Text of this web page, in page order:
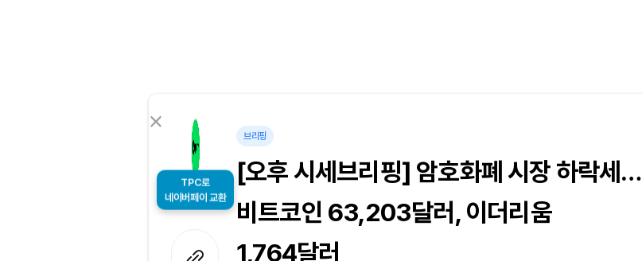
TPC로
네이버페이 교환
브리핑
[오후 시세브리핑] 암호화폐 시장 하락세…
비트코인 63,203달러, 이더리움
1,764달러